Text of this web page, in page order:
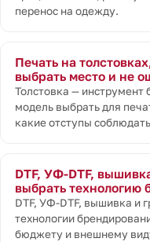
перенос на одежду.
Печать на
выбрать место и не
Толстовка —
модель выбрать для
какие отступы
DTF, УФ-DTF,
выбрать технологию
DTF, УФ-DTF, вышивка и
технологии
бюджету и внешнему